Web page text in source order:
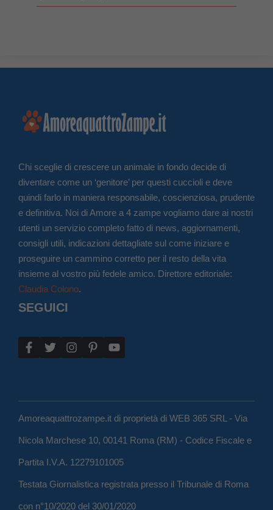
Chi sceglie di crescere un animale in fondo decide di
diventare come un ‘genitore’ per questi cuccioli e deve
quindi farlo in maniera responsabile, coscienziosa, prudente
e definitiva. Noi di Amore a 4 zampe vogliamo dare ai nostri
utenti un servizio completo fatto di news, aggiornamenti,
consigli utili, indicazioni dettagliate sul come iniziare e
proseguire un cammino corretto per il resto della vita
insieme al vostro più fedele amico. Direttore editoriale:
Claudia Colono.
SEGUICI
Amoreaquattrozampe.it di proprietà di WEB 365 SRL - Via
Nicola Marchese 10, 00141 Roma (RM) - Codice Fiscale e
Partita I.V.A. 12279101005
Testata Giornalistica registrata presso il Tribunale di Roma
con n°10/2020 del 30/01/2020